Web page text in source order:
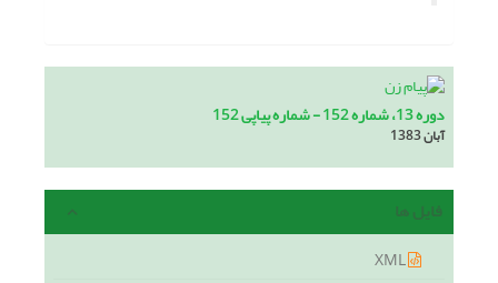
دوره 13، شماره 152 - شماره پیاپی 152
آبان 1383
فایل ها